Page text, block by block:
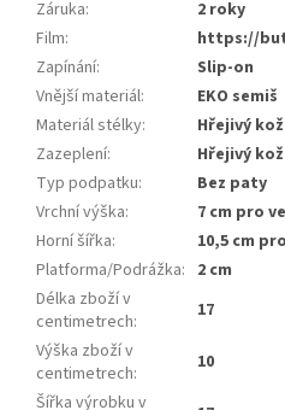
Záruka:
2 roky
Film:
https://
Zapínání:
Slip-on
Vnější materiál:
EKO semiš
Materiál stélky:
Hřejivý
Zazeplení:
Hřejivý
Typ podpatku:
Bez paty
Vrchní výška:
7 cm pro
Horní šířka:
10,5 cm
Platforma/Podrážka: 2 cm
Délka zboží v
centimetrech:
17
Výška zboží v
centimetrech:
10
Šířka výrobku v